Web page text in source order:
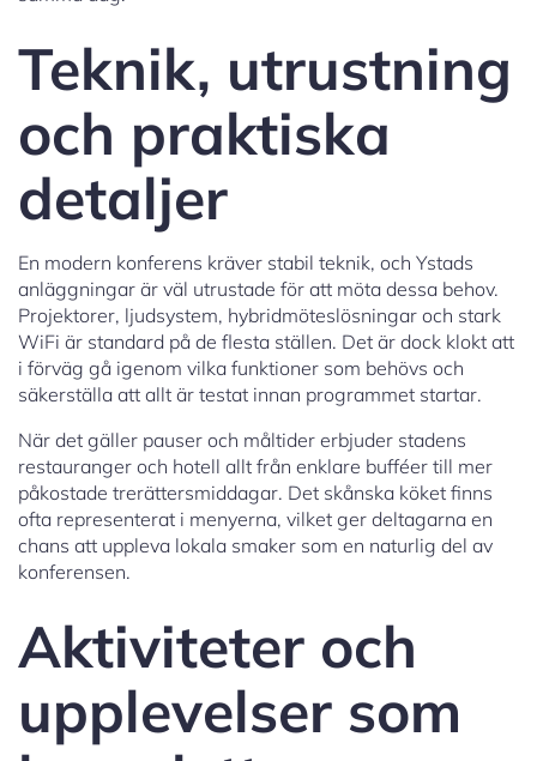
Teknik, utrustning
och praktiska
detaljer
En modern konferens kräver stabil teknik, och Ystads
anläggningar är väl utrustade för att möta dessa behov.
Projektorer, ljudsystem, hybridmöteslösningar och stark
WiFi är standard på de flesta ställen. Det är dock klokt att
i förväg gå igenom vilka funktioner som behövs och
säkerställa att allt är testat innan programmet startar.
När det gäller pauser och måltider erbjuder stadens
restauranger och hotell allt från enklare bufféer till mer
påkostade trerättersmiddagar. Det skånska köket finns
ofta representerat i menyerna, vilket ger deltagarna en
chans att uppleva lokala smaker som en naturlig del av
konferensen.
Aktiviteter och
upplevelser som